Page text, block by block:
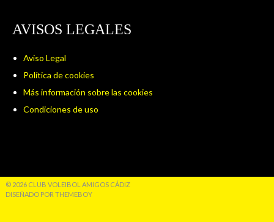
AVISOS LEGALES
Aviso Legal
Política de cookies
Más información sobre las cookies
Condiciones de uso
© 2026 CLUB VOLEIBOL AMIGOS CÁDIZ
DISEÑADO POR THEMEBOY